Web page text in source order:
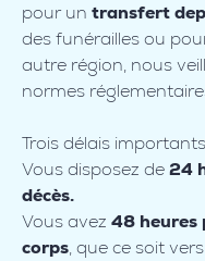
pour un transfert
des funérailles ou
autre région, nous
normes
Trois délais
Vous disposez de24
décès.
Vous avez 48 heures
corps, que ce soit